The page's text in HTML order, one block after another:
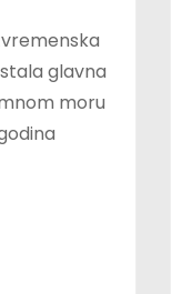
glavna
moru